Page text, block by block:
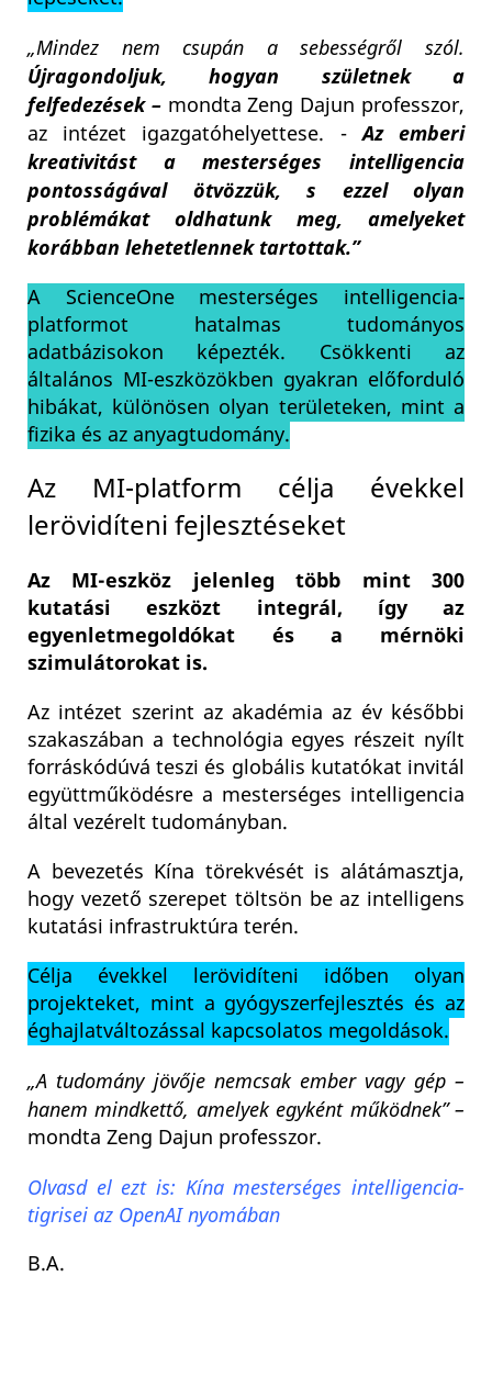
„Mindez nem csupán a sebességről szól.
Újragondoljuk, hogyan születnek a
felfedezések –mondta Zeng Dajun professzor,
az intézet igazgatóhelyettese. -Az emberi
kreativitást a mesterséges intelligencia
pontosságával ötvözzük, s ezzel olyan
problémákat oldhatunk meg, amelyeket
korábban lehetetlennek tartottak.”
A ScienceOne mesterséges intelligencia-
platformot hatalmas tudományos
adatbázisokon képezték. Csökkenti az
általános MI-eszközökben gyakran előforduló
hibákat, különösen olyan területeken, mint a
fizika és az anyagtudomány.
Az MI-platform célja évekkel
lerövidíteni fejlesztéseket
Az MI-eszköz jelenleg több mint 300
kutatási eszközt integrál, így az
egyenletmegoldókat és a mérnöki
szimulátorokat is.
Az intézet szerint az akadémia az év későbbi
szakaszában a technológia egyes részeit nyílt
forráskódúvá teszi és globális kutatókat invitál
együttműködésre a mesterséges intelligencia
által vezérelt tudományban.
A bevezetés Kína törekvését is alátámasztja,
hogy vezető szerepet töltsön be az intelligens
kutatási infrastruktúra terén.
Célja évekkel lerövidíteni időben olyan
projekteket, mint a gyógyszerfejlesztés és az
éghajlatváltozással kapcsolatos megoldások.
„A tudomány jövője nemcsak ember vagy gép –
hanem mindkettő, amelyek egyként működnek” –
mondta Zeng Dajun professzor.
Olvasd el ezt is: Kína mesterséges intelligencia-
tigrisei az OpenAI nyomában
B.A.